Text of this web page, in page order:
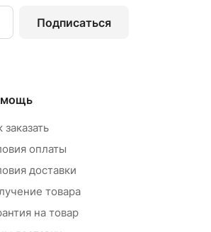
Подписаться
заказать
оплаты
доставки
товара
на товар